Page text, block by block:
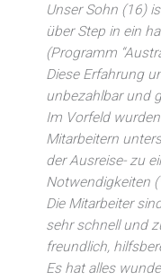
Unser Sohn (16)
über Step in ein
(Programm
Diese Erfahrung
unbezahlbar und
Im Vorfeld
Mitarbeitern
der Ausreise- zu
Notwendigkeiten
Die Mitarbeiter
sehr schnell und
freundlich,
Es hat alles